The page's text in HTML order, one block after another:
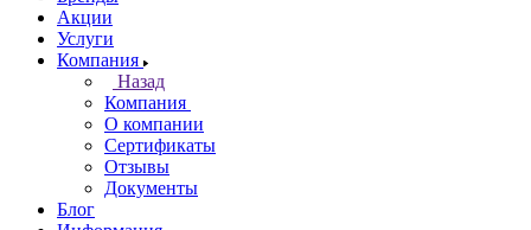
Акции
Услуги
Компания
Назад
Компания
О компании
Сертификаты
Отзывы
Документы
Блог